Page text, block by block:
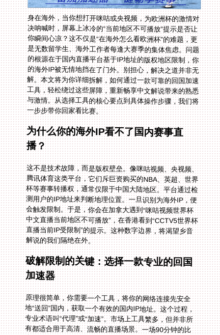
身在海外，当你想打开咪咕或央视频，为欧洲杯的激情对
决呐喊时，屏幕上冰冷的“当前地区不可播放”提示是否让
你瞬间心凉？这不仅是“在海外怎么看欧洲杯”的难题，更
是无数留学生、海外工作者每逢大赛季的集体焦虑。问题
的根源在于国内直播平台基于IP地址的版权地区限制，你
的海外IP被无情地挡在了门外。别担心，解决之道并非无
解。本文将为你详细拆解，如何通过一款可靠的回国加速
工具，轻松绕过这些屏障，重新畅享中文解说带来的熟悉
与激情。从选择工具的核心要点到具体操作步骤，我们将
一步步带你回家看比赛。
为什么你的海外IP看不了国内赛事直
播？
这不是技术故障，而是版权壁垒。像咪咕视频、央视频、
腾讯体育这类平台，它们斥巨资购买的NBA、英超、世界
杯等赛事转播权，通常仅限于中国大陆地区。平台通过检
测用户的IP地址来判断地理位置。一旦识别为海外IP，便
会触发限制。于是，你会在加拿大遇到“咪咕视频世界杯
中文直播当前地区不可播放”，在香港看到“CCTV5世界杯
直播当前IP受限制”的提示。这种数字边界，将渴望乡音
解说的我们隔绝在外。
破解限制的关键：选择一款专业的回国
加速器
原理很简单，你需要一个工具，将你的网络连接先安全
地“送回”国内，获取一个有效的国内IP地址。这个过程，
专业术语叫“代理”或“加速”。市场上工具繁多，但并非所
有都适合用于高清、流畅的直播场景。一场90分钟的比
赛，卡顿一次就足以毁掉所有心情。因此，选择时需要格
外关注几个核心功能，它们直接决定了你的观赛体验是畅